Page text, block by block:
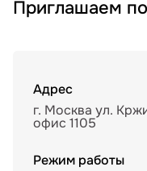
Приглашаем
Адрес
г. Москва ул.
офис 1105
Режим работы